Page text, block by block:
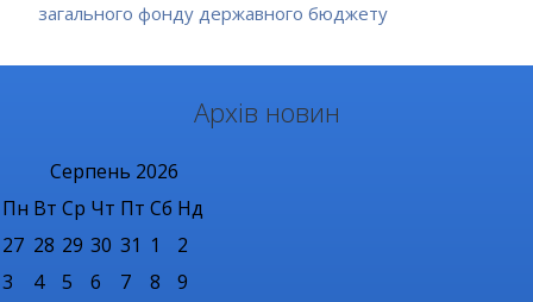
загального фонду державного бюджету
Архів новин
Серпень 2026
Пн Вт Ср Чт Пт Сб Нд
27 28 29 30 31 1
2
3
4 5 6 7 8 9